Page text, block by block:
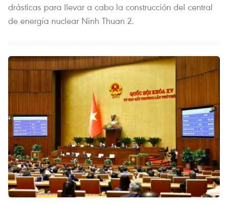
drásticas para llevar a cabo la construcción del central
de energía nuclear Ninh Thuan 2.